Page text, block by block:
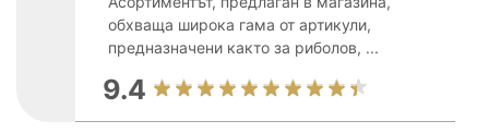
обхваща широка гама от артикули,
предназначени както за риболов, ...
9.4